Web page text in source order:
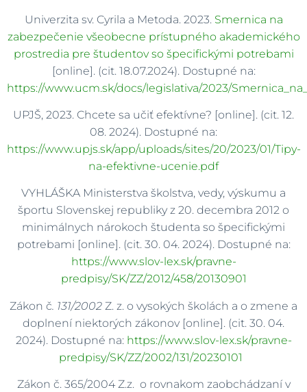
Univerzita sv. Cyrila a Metoda. 2023. Smernica na
zabezpečenie všeobecne prístupného akademického
prostredia pre študentov so špecifickými potrebami
[online]. (cit. 18.07.2024). Dostupné na:
https://www.ucm.sk/docs/legislativa/2023/
UPJŠ, 2023. Chcete sa učiť efektívne? [online]. (cit. 12.
08. 2024). Dostupné na:
https://www.upjs.sk/app/uploads/sites/20/2023/01/Tipy-
na-efektivne-ucenie.pdf
VYHLÁŠKA Ministerstva školstva, vedy, výskumu a
športu Slovenskej republiky z 20. decembra 2012 o
minimálnych nárokoch študenta so špecifickými
potrebami [online]. (cit. 30. 04. 2024). Dostupné na:
https://www.slov-lex.sk/pravne-
predpisy/SK/ZZ/2012/458/20130901
Zákon č. 131/2002 Z. z. o vysokých školách a o zmene a
doplnení niektorých zákonov [online]. (cit. 30. 04.
2024). Dostupné na: https://www.slov-lex.sk/pravne-
predpisy/SK/ZZ/2002/131/20230101
Zákon č. 365/2004 Z.z. o rovnakom zaobchádzaní v